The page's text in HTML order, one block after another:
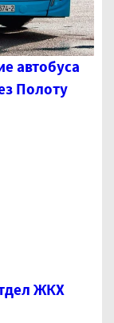
автобуса
Полоту
ЖКХ